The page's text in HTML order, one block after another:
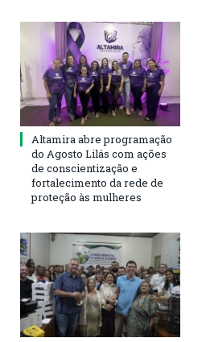
Altamira abre programação
do Agosto Lilás com ações
de conscientização e
fortalecimento da rede de
proteção às mulheres